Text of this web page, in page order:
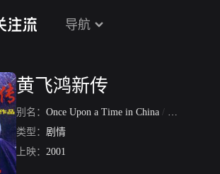
导航
黄飞鸿新传
别名： Once Upon a Time in China / 黄飞鸿
类型： 剧情
上映： 2001